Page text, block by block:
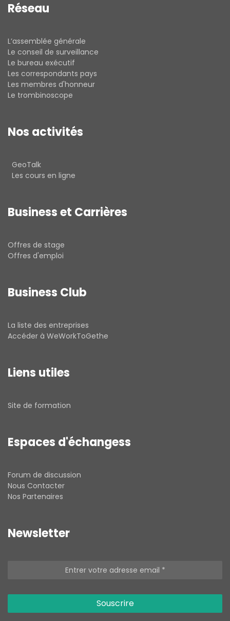
Réseau
L’assemblée générale
Le conseil de surveillance
Le bureau exécutif
Les correspondants pays
Les membres d'honneur
Le trombinoscope
Nos activités
GeoTalk
Les cours en ligne
Business et Carrières
Offres de stage
Offres d'emploi
Business Club
La liste des entreprises
Accéder à WeWorkToGethe
Liens utiles
Site de formation
Espaces d'échangess
Forum de discussion
Nous Contacter
Nos Partenaires
Newsletter